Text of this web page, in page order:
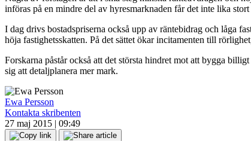
införas på en mindre del av hyresmarknaden får det inte lika stort
I dag drivs bostadspriserna också upp av räntebidrag och låga
höja fastighetsskatten. På det sättet ökar incitamenten till
Forskarna påstår också att det största hindret mot att bygga
sig att detaljplanera mer mark.
Ewa Persson
Kontakta skribenten
27 maj 2015 | 09:49